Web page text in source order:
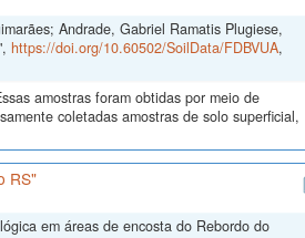
Andrade, Gabriel Ramatis Plugiese,
https://doi.org/10.60502/SoilData/FDBVUA,
amostras foram obtidas por meio de
coletadas amostras de solo superficial,
RS"
em áreas de encosta do Rebordo do